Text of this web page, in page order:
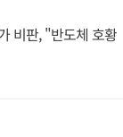
비판, "반도체 호황